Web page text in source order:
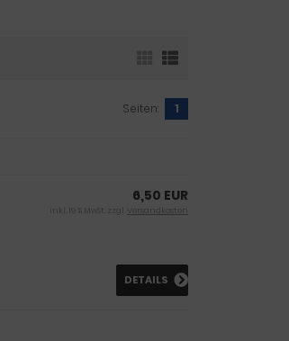
Seiten: 1
6,50 EUR
inkl. 19 % MwSt. zzgl. Versandkosten
DETAILS